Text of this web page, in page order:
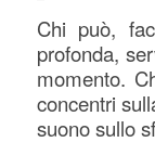
Chi può,
profonda,
momento.
concentri
suono sullo